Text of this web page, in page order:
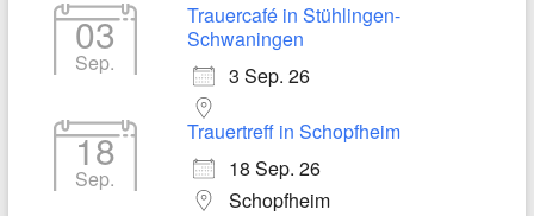
03
Sep.
Trauercafé in Stühlingen-
Schwaningen
3 Sep. 26
18
Sep.
Trauertreff in Schopfheim
18 Sep. 26
Schopfheim